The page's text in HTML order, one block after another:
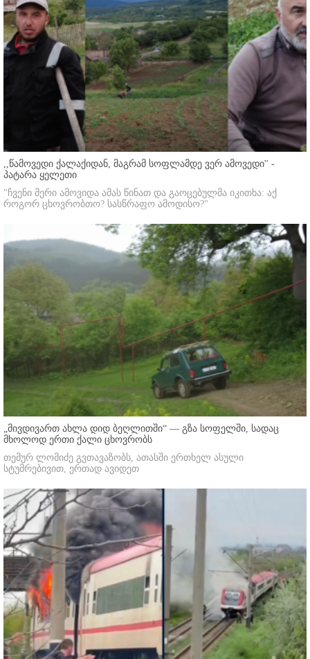
,,წამოვედი ქალაქიდან, მაგრამ სოფლამდე ვერ ამოვედი'' -
პატარა ყელეთი
"ჩვენი მერი ამოვიდა ამას წინათ და გაოცებულმა იკითხა: აქ
როგორ ცხოვრობთო? სასწრაფო ამოდისო?"
„მივდივართ ახლა დიდ ბეღლითში“ — გზა სოფელში, სადაც
მხოლოდ ერთი ქალი ცხოვრობს
თემურ ლომიძე გვთავაზობს, ათასში ერთხელ ასული
სტუმრებივით, ერთად ავიდეთ